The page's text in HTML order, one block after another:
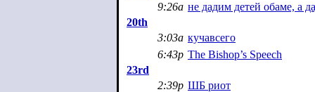
9:26a не дадим детей обаме, а
20th
3:03a кучавсего
6:43p The Bishop’s Speech
23rd
2:39p ШБ риот